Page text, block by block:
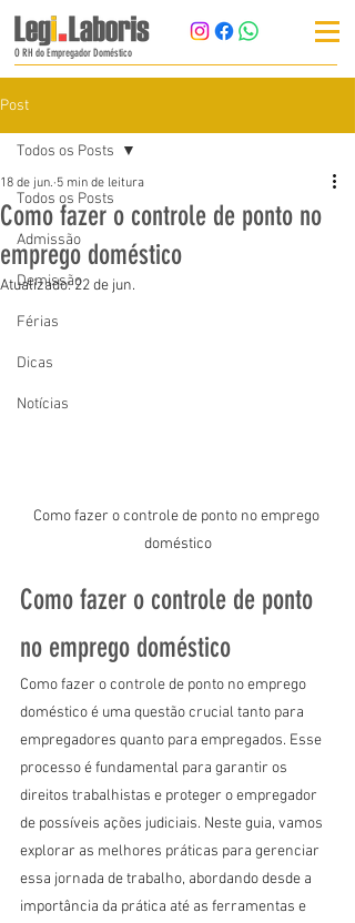
O RH do Empregador Doméstico
Post
Todos os Posts
Admissão
Demissão
Férias
Dicas
Notícias
Todos os Posts
Como fazer o controle de ponto no
emprego doméstico
18 de jun. 5 min de leitura
Atualizado:22 de jun.
Como fazer o controle de ponto no emprego
doméstico
Como fazer o controle de ponto
no emprego doméstico
Como fazer o controle de ponto no emprego
doméstico é uma questão crucial tanto para
empregadores quanto para empregados. Esse
processo é fundamental para garantir os
direitos trabalhistas e proteger o empregador
de possíveis ações judiciais. Neste guia, vamos
explorar as melhores práticas para gerenciar
essa jornada de trabalho, abordando desde a
importância da prática até as ferramentas e